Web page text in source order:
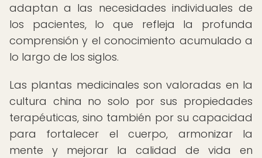
adaptan a las necesidades individuales de
los pacientes, lo que refleja la profunda
comprensión y el conocimiento acumulado a
lo largo de los siglos.
Las plantas medicinales son valoradas en la
cultura china no solo por sus propiedades
terapéuticas, sino también por su capacidad
para fortalecer el cuerpo, armonizar la
mente y mejorar la calidad de vida en